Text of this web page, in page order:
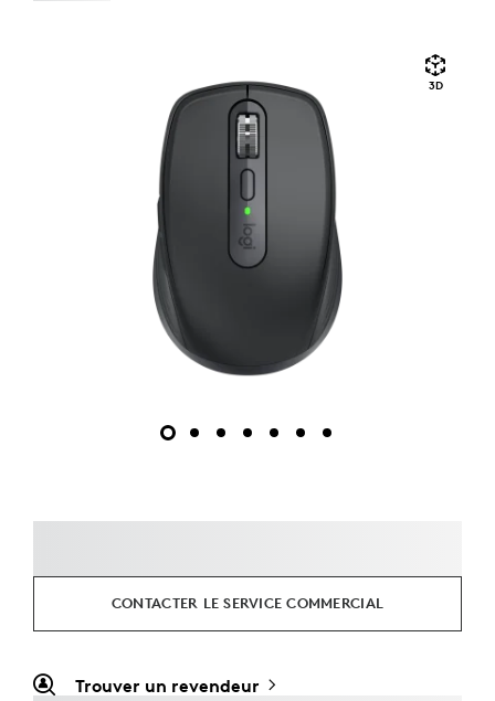
3D
CONTACTER LE SERVICE COMMERCIAL
Trouver un revendeur